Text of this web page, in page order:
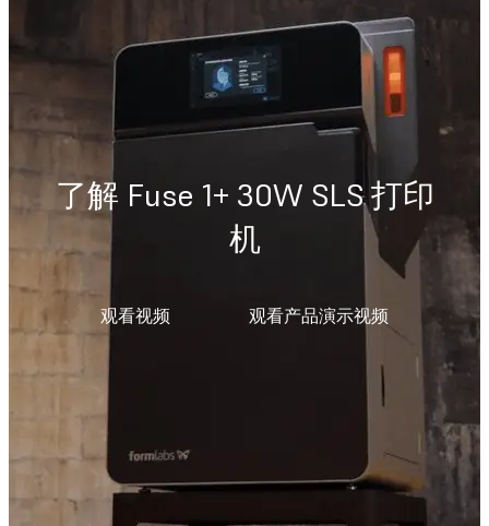
了解 Fuse 1+ 30W SLS 打印
机
观看视频 观看产品演示视频